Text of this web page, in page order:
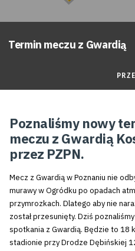
Termin meczu z Gwardią
Poznaliśmy nowy
meczu z Gwardią
przez PZPN.
Mecz z Gwardią w Poznaniu nie
murawy w Ogródku po opadach
przymrozkach. Dlatego aby nie
został przesunięty. Dziś
spotkania z Gwardią. Będzie to 18
stadionie przy Drodze Dębińskiej